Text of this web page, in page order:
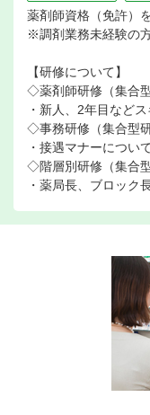
薬剤師資格（免許）
※調剤業務未経験の
【研修について】
◇薬剤師研修（集合
・新人、2年目など
◇事務研修（集合型研
・接遇マナーについ
◇階層別研修（集合型
・薬局長、ブロック